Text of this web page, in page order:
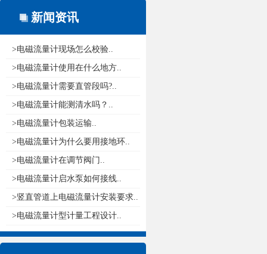
新闻资讯
>电磁流量计现场怎么校验..
>电磁流量计使用在什么地方..
>电磁流量计需要直管段吗?..
>电磁流量计能测清水吗？..
>电磁流量计包装运输..
>电磁流量计为什么要用接地环..
>电磁流量计在调节阀门..
>电磁流量计启水泵如何接线..
>竖直管道上电磁流量计安装要求..
>电磁流量计型计量工程设计..